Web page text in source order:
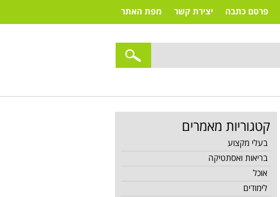
פרסם כתבה יצירת קשר מפת האתר
קטגוריות מאמרים
בעלי מקצוע
בריאות ואסתטיקה
אוכל
לימודים